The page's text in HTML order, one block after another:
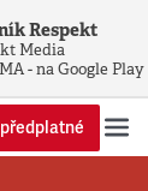
Respekt
Media
- na Google Play